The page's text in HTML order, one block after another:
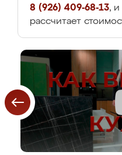
8 (926) 409-68-13,
рассчитает